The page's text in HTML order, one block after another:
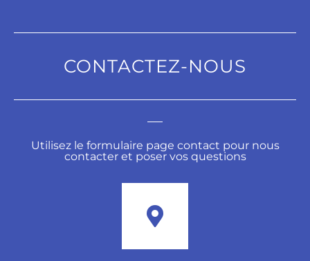
CONTACTEZ-NOUS
Utilisez le formulaire page contact pour nous
contacter et poser vos questions